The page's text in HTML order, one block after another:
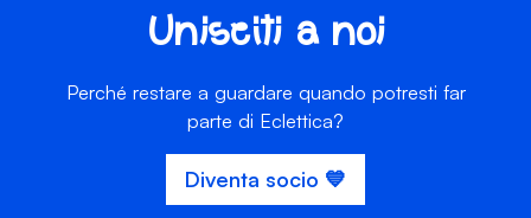
Unisciti a noi
Perché restare a guardare quando potresti far
parte di Eclettica?
Diventa socio 💙